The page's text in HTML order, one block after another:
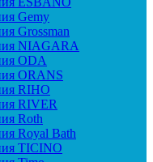
Gemy
Grossman
NIAGARA
ODA
ORANS
RIHO
RIVER
Roth
Royal Bath
TICINO